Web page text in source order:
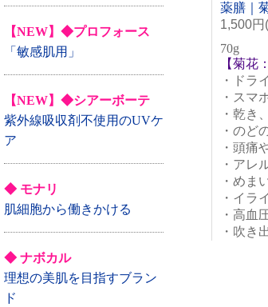
薬膳｜
1,500
70g
【菊花
・ドラ
・スマ
・乾き
・のど
・頭痛
・アレ
・めま
・イラ
・高血
・吹き
【NEW】◆プロフォース
「敏感肌用」
【NEW】◆シアーボーテ
紫外線吸収剤不使用のUVケ
ア
◆ モナリ
肌細胞から働きかける
◆ ナボカル
理想の美肌を目指すブラン
ド